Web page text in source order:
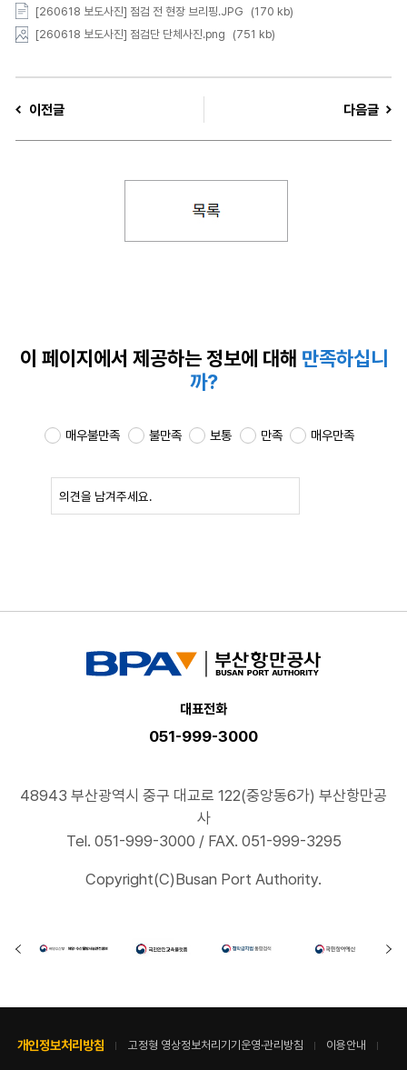
[260618 보도사진] 점검 전 현장 브리핑.JPG
(170 kb)
[260618 보도사진] 점검단 단체사진.png
(751 kb)
이전글 다음글
이 페이지에서 제공하는정보에 대해 만족하십니
까?
매우불만족 불만족 보통 만족 매우만족
대표전화
051-999-3000
48943 부산광역시 중구 대교로 122(중앙동6가) 부산항만공
사
Tel. 051-999-3000 / FAX. 051-999-3295
Copyright(C)Busan Port Authority.
개인정보처리방침 고정형 영상정보처리기기운영·관리방침 이용안내